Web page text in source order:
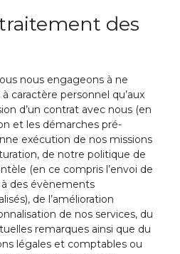
des
nous engageons à ne
caractère personnel qu’aux
d’un contrat avec nous (en
et les démarches pré-
exécution de nos missions
de notre politique de
(en ce compris l’envoi de
des évènements
de l’amélioration
de nos services, du
remarques ainsi que du
légales et comptables ou